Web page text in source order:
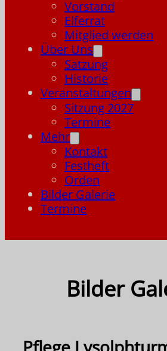
Vorstand
Elferrat
Mitglied werden
Über Uns
Satzung
Historie
Veranstaltungen
Sitzung 2027
Termine
Mehr
Kontakt
Festheft
Orden
Bilder Galerie
Termine
Bilder